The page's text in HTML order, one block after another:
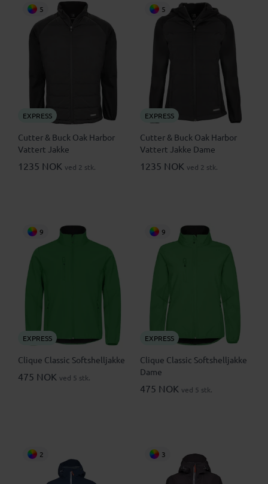
5
EXPRESS
Cutter & Buck Oak Harbor
Vattert Jakke
1235 NOK ved 2 stk.
5
EXPRESS
Cutter & Buck Oak Harbor
Vattert Jakke Dame
1235 NOK ved 2 stk.
9
EXPRESS
Clique Classic Softshelljakke
475 NOK ved 5 stk.
9
EXPRESS
Clique Classic Softshelljakke
Dame
475 NOK ved 5 stk.
2 3